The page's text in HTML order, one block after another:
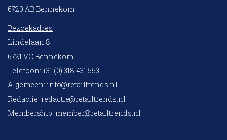
6720 AB Bennekom
Bezoekadres
Lindelaan 8
6721 VC Bennekom
Telefoon: +31 (0) 318 431 553
Algemeen: info@retailtrends.nl
Redactie: redactie@retailtrends.nl
Membership: member@retailtrends.nl